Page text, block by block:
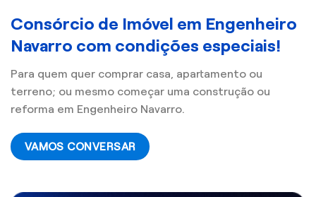
Consórcio de Imóvel em Engenheiro
Navarro com condições especiais!
Para quem quer comprar casa, apartamento ou
terreno; ou mesmo começar uma construção ou
reforma em Engenheiro Navarro.
VAMOS CONVERSAR